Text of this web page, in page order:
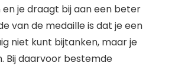
je draagt bij aan een beter
van de medaille is dat je een
niet kunt bijtanken, maar je
Bij daarvoor bestemde